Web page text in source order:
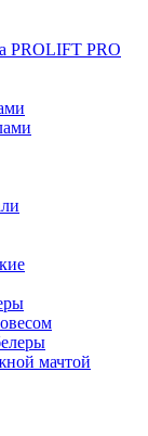
PROLIFT PRO
мачтой